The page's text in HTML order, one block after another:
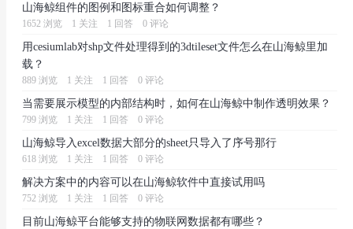
山海鲸组件的图例和图标重合如何调整？
1652 浏览 1 关注 1 回答 0 评论
用cesiumlab对shp文件处理得到的3dtileset文件怎么在山海鲸里加
载？
889 浏览 1 关注 1 回答 0 评论
当需要展示模型的内部结构时，如何在山海鲸中制作透明效果？
799 浏览 1 关注 1 回答 0 评论
山海鲸导入excel数据大部分的sheet只导入了序号那行
618 浏览 1 关注 1 回答 0 评论
解决方案中的内容可以在山海鲸软件中直接试用吗
752 浏览 1 关注 1 回答 0 评论
目前山海鲸平台能够支持的物联网数据都有哪些？